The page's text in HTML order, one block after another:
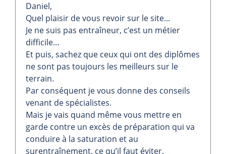
Daniel,
Quel plaisir de vous revoir sur le site...
Je ne suis pas entraîneur, c’est un métier
difficile…
Et puis, sachez que ceux qui ont des diplômes
ne sont pas toujours les meilleurs sur le
terrain.
Par conséquent je vous donne des conseils
venant de spécialistes.
Mais je vais quand même vous mettre en
garde contre un excès de préparation qui va
conduire à la saturation et au
surentraînement, ce qu’il faut éviter.